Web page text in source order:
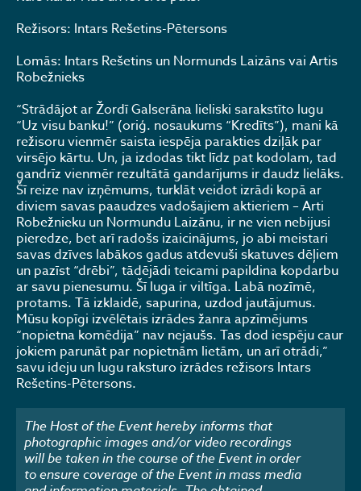
Režisors: Intars Rešetins-Pētersons
Lomās: Intars Rešetins un Normunds Laizāns vai Artis
Robežnieks
“Strādājot ar Žordī Galserāna lieliski sarakstīto lugu
“Uz visu banku!” (oriģ. nosaukums “Kredīts”), mani kā
režisoru vienmēr saista iespēja parakties dziļāk par
virsējo kārtu. Un, ja izdodas tikt līdz pat kodolam, tad
gandrīz vienmēr rezultātā gandarījums ir daudz lielāks.
Šī reize nav izņēmums, turklāt veidot izrādi kopā ar
diviem savas paaudzes vadošajiem aktieriem – Arti
Robežnieku un Normundu Laizānu, ir ne vien nebijusi
pieredze, bet arī radošs izaicinājums, jo abi meistari
savas dzīves labākos gadus atdevuši skatuves dēļiem
un pazīst “drēbi”, tādējādi teicami papildina kopdarbu
ar savu pienesumu. Šī luga ir viltīga. Labā nozīmē,
protams. Tā izklaidē, sapurina, uzdod jautājumus.
Mūsu kopīgi izvēlētais izrādes žanra apzīmējums
“nopietna komēdija” nav nejaušs. Tas dod iespēju caur
jokiem parunāt par nopietnām lietām, un arī otrādi,”
savu ideju un lugu raksturo izrādes režisors Intars
Rešetins-Pētersons.
The Host of the Event hereby informs that
photographic images and/or video recordings
will be taken in the course of the Event in order
to ensure coverage of the Event in mass media